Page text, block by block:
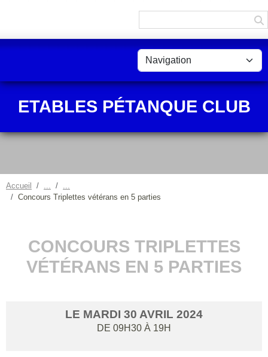
ETABLES PÉTANQUE CLUB
Accueil
Concours Triplettes vétérans en 5 parties
CONCOURS TRIPLETTES
VÉTÉRANS EN 5 PARTIES
LE MARDI 30 AVRIL 2024
DE 09H30 À 19H